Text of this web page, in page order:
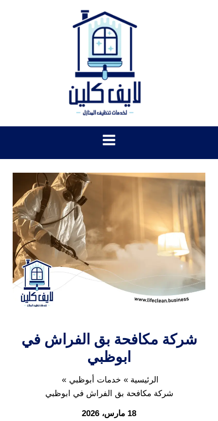
شركة مكافحة بق الفراش في
ابوظبي
الرئيسية
خدمات أبوظبي
شركة مكافحة بق الفراش في ابوظبي
18 مارس، 2026